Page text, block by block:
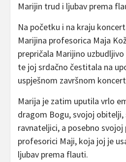
Marijin trud i ljubav prema
Na početku i na kraju
Marijina profesorica Maja
prepričala Marijino
te joj srdačno čestitala na
uspješnom završnom
Marija je zatim uputila vrlo
dragom Bogu, svojoj
ravnateljici, a posebno
profesorici Maji, koja joj je
ljubav prema flauti.